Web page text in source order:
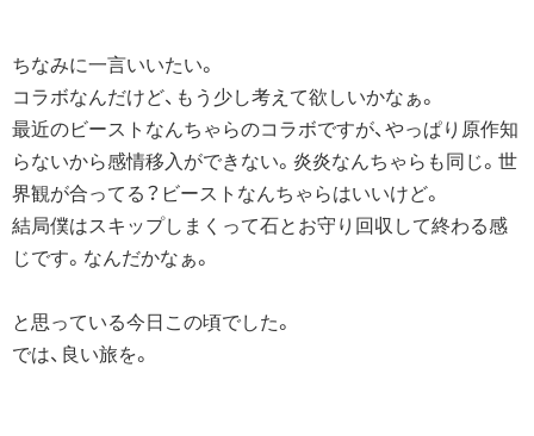
ちなみに一言いいたい。
コラボなんだけど、もう少し考えて欲しいかなぁ。
最近のビーストなんちゃらのコラボですが、やっぱり原作知
らないから感情移入ができない。炎炎なんちゃらも同じ。世
界観が合ってる？ビーストなんちゃらはいいけど。
結局僕はスキップしまくって石とお守り回収して終わる感
じです。なんだかなぁ。
と思っている今日この頃でした。
では、良い旅を。